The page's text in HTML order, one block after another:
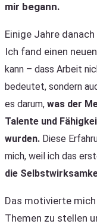
mir begann.
Einige Jahre
Ich fand einen
kann – dass Arbeit
bedeutet, sondern
es darum, was der
Talente und
wurden. Diese
mich, weil ich das
die
Das motivierte mich
Themen zu stellen